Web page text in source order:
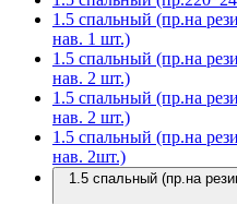
1.5 спальный (пр.на
нав. 1 шт.)
1.5 спальный (пр.на
нав. 2 шт.)
1.5 спальный (пр.на
нав. 2 шт.)
1.5 спальный (пр.на
нав. 2шт.)
1.5 спальный (пр.на